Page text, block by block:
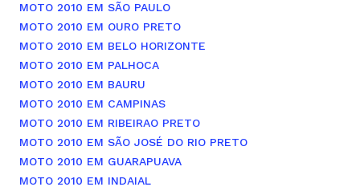
MOTO 2010 EM SÃO PAULO
MOTO 2010 EM OURO PRETO
MOTO 2010 EM BELO HORIZONTE
MOTO 2010 EM PALHOCA
MOTO 2010 EM BAURU
MOTO 2010 EM CAMPINAS
MOTO 2010 EM RIBEIRAO PRETO
MOTO 2010 EM SÃO JOSÉ DO RIO PRETO
MOTO 2010 EM GUARAPUAVA
MOTO 2010 EM INDAIAL